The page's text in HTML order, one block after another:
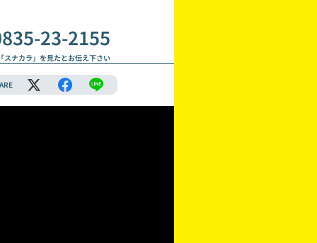
23-2155
スナカラ」を見たとお伝え下さい